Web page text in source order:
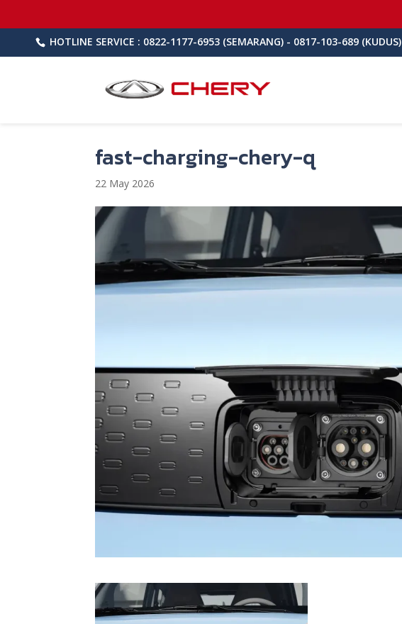
HOTLINE SERVICE : 0822-1177-6953 (SEMARANG) - 0817-103-689 (KUDUS)
fast-charging-chery-q
22 May 2026